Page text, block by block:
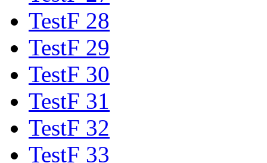
TestF 28
TestF 29
TestF 30
TestF 31
TestF 32
TestF 33